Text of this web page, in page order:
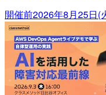
開催前2026年8月25日(